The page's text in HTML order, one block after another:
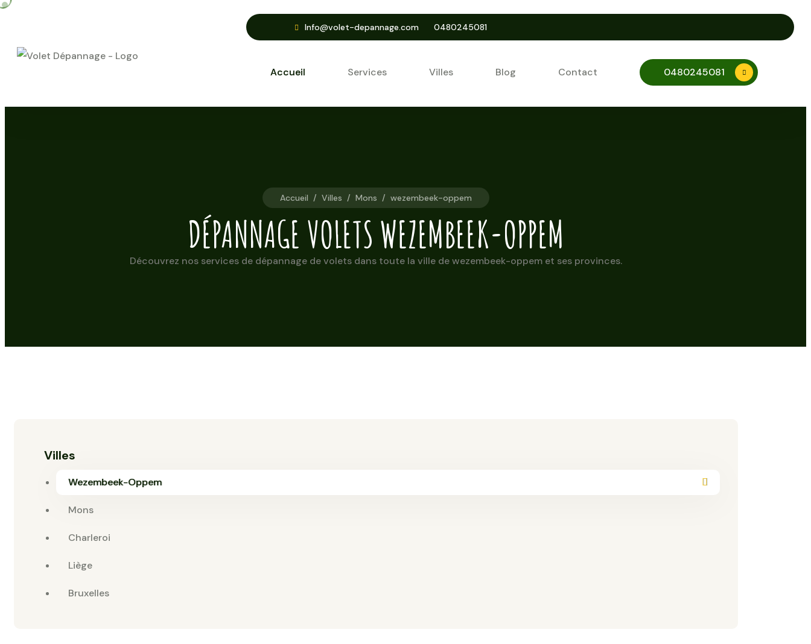
Info@volet-depannage.com 0480245081
Accueil Services Villes Blog Contact 0480245081
Accueil / Villes / Mons / wezembeek-oppem
DÉPANNAGE VOLETS WEZEMBEEK-OPPEM
Découvrez nos services de dépannage de volets dans toute la ville de wezembeek-oppem et ses provinces.
Villes
Wezembeek-Oppem
Mons
Charleroi
Liège
Bruxelles